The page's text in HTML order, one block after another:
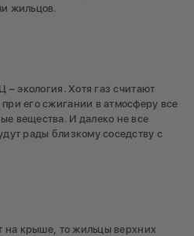
жильцов.
– экология. Хотя газ считают
его сжигании в атмосферу все
вещества. И далеко не все
рады близкому соседству с
на крыше, то жильцы верхних